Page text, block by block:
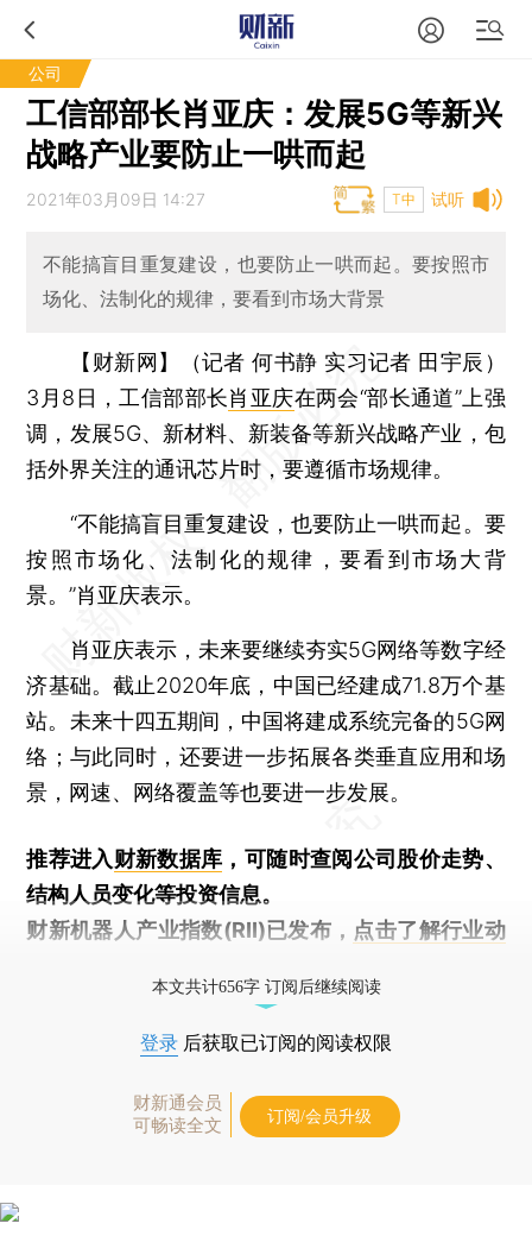
公司
工信部部长肖亚庆：发展5G等新兴
战略产业要防止一哄而起
试听
2021年03月09日 14:27 T中
不能搞盲目重复建设，也要防止一哄而起。要按照市
场化、法制化的规律，要看到市场大背景
【财新网】（记者 何书静 实习记者 田宇辰）
3月8日，工信部部长肖亚庆在两会“部长通道”上强
调，发展5G、新材料、新装备等新兴战略产业，包
括外界关注的通讯芯片时，要遵循市场规律。
“不能搞盲目重复建设，也要防止一哄而起。要
按照市场化、法制化的规律，要看到市场大背
景。”肖亚庆表示。
肖亚庆表示，未来要继续夯实5G网络等数字经
济基础。截止2020年底，中国已经建成71.8万个基
站。未来十四五期间，中国将建成系统完备的5G网
络；与此同时，还要进一步拓展各类垂直应用和场
景，网速、网络覆盖等也要进一步发展。
推荐进入财新数据库 ，可随时查阅公司股价走势、
结构人员变化等投资信息。
财新机器人产业指数(RII)已发布， 点击了解行业动
本文共计656字 订阅后继续阅读
登录 后获取已订阅的阅读权限
财新通会员
可畅读全文
订阅/会员升级